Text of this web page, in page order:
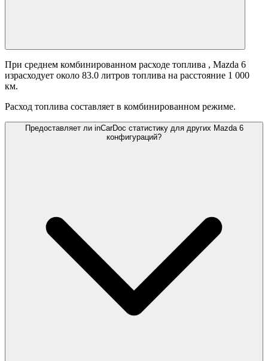
При среднем комбинированном расходе топлива , Mazda 6
израсходует около 83.0 литров топлива на расстояние 1 000
км.
Расход топлива составляет в комбинированном режиме.
Предоставляет ли inCarDoc статистику для других Mazda 6
конфигураций?